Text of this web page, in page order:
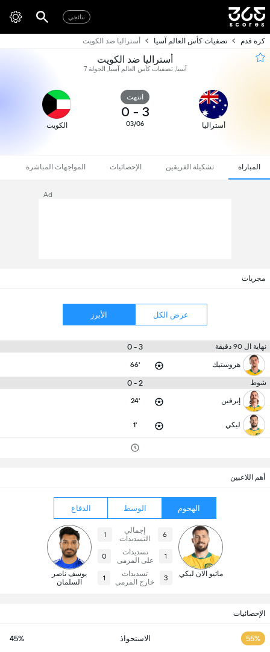
نتائجي
كرة قدم تصفيات كأس العالم آسيا أستراليا ضد الكويت
أستراليا ضد الكويت
آسيا, تصفيات كأس العالم آسيا, الجولة 7
أستراليا
انتهت
3
-
0
03/06 الكويت
المباراة تشكيلة الفريقين الإحصائيات المواجهات المباشرة
Ad
مجريات
عرض الكل الأبرز
نهاية ال 90 دقيقة 3 - 0
هروستيك 66'
شوط 2 - 0
إيرفين 24'
ليكي 1'
أهم اللاعبين
الهجوم الوسط الدفاع
ماثيو الان ليكي
6
إجمالي
التسديدات
1
1
تسديدات
على المرمى
0
3
تسديدات
خارج المرمى
1
يوسف ناصر
السلمان
الإحصائيات
55% الاستحواذ 45%